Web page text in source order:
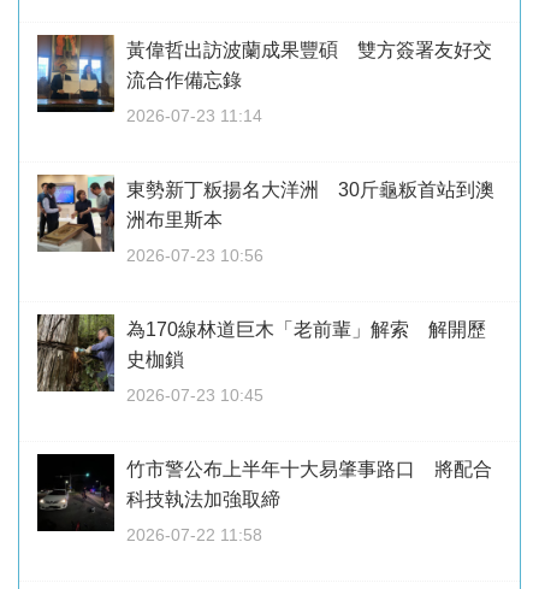
黃偉哲出訪波蘭成果豐碩 雙方簽署友好交
流合作備忘錄
2026-07-23 11:14
東勢新丁粄揚名大洋洲 30斤龜粄首站到澳
洲布里斯本
2026-07-23 10:56
為170線林道巨木「老前輩」解索 解開歷
史枷鎖
2026-07-23 10:45
竹市警公布上半年十大易肇事路口 將配合
科技執法加強取締
2026-07-22 11:58